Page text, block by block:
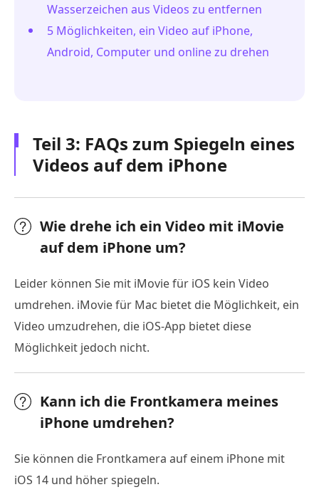
Wasserzeichen aus Videos zu entfernen
5 Möglichkeiten, ein Video auf iPhone,
Android, Computer und online zu drehen
Teil 3: FAQs zum Spiegeln eines
Videos auf dem iPhone
Wie drehe ich ein Video mit iMovie
auf dem iPhone um?
Leider können Sie mit iMovie für iOS kein Video
umdrehen. iMovie für Mac bietet die Möglichkeit, ein
Video umzudrehen, die iOS-App bietet diese
Möglichkeit jedoch nicht.
Kann ich die Frontkamera meines
iPhone umdrehen?
Sie können die Frontkamera auf einem iPhone mit
iOS 14 und höher spiegeln.